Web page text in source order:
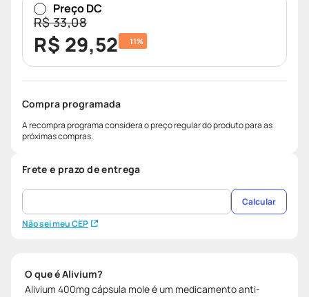
Preço DC
R$33,08
R$ 29,52 11%
Compra programada
A recompra programa considera o preço regular do produto para as
próximas compras.
Frete e prazo de entrega
Não sei meu CEP
Calcular
O que é Alivium?
Alivium 400mg cápsula mole é um medicamento anti-